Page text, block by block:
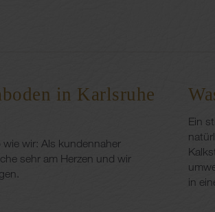
in Karlsruhe
wir: Als kundennaher
sehr am Herzen und wir
Ein
in